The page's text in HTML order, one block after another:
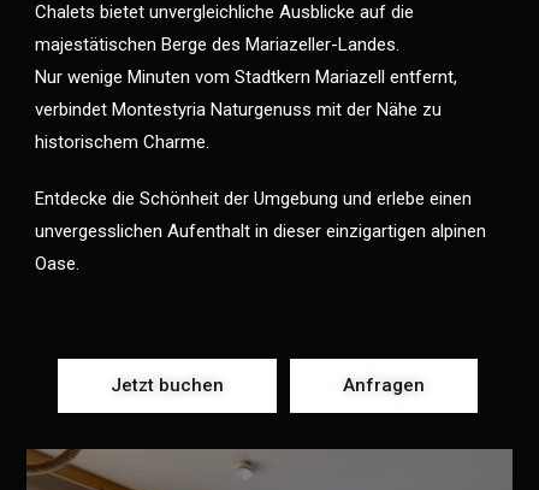
Chalets bietet unvergleichliche Ausblicke auf die
majestätischen Berge des Mariazeller-Landes.
Nur wenige Minuten vom Stadtkern Mariazell entfernt,
verbindet Montestyria Naturgenuss mit der Nähe zu
historischem Charme.
Entdecke die Schönheit der Umgebung und erlebe einen
unvergesslichen Aufenthalt in dieser einzigartigen alpinen
Oase.
Jetzt buchen Anfragen